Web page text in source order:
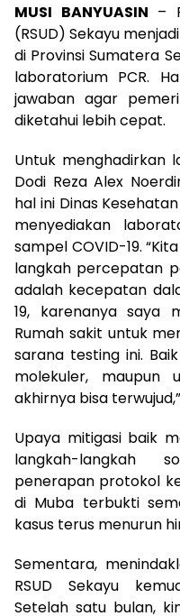
MUSI BANYUASIN –
(RSUD) Sekayu
di Provinsi Sumatera
laboratorium PCR.
jawaban agar
diketahui lebih cepat.
Untuk menghadirkan
Dodi Reza Alex
hal ini Dinas
menyediakan
sampel COVID-19.
langkah percepatan
adalah kecepatan
19, karenanya saya
Rumah sakit untuk
sarana testing ini.
molekuler, maupun
akhirnya bisa
Upaya mitigasi baik
langkah-langkah
penerapan protokol
di Muba terbukti
kasus terus menurun
Sementara,
RSUD Sekayu
Setelah satu bulan,